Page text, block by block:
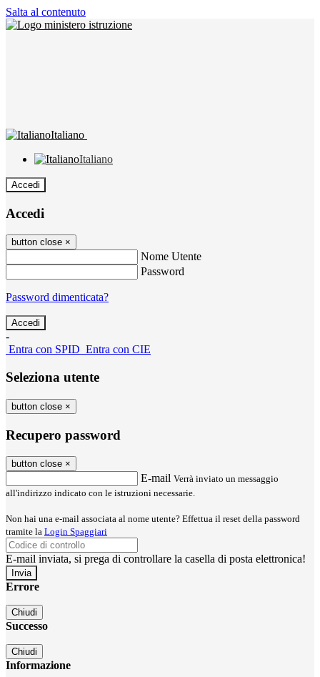
Salta al contenuto
Italiano
Italiano
Accedi
Accedi
button close ×
Nome Utente
Password
Password dimenticata?
-
Entra con SPID Entra con CIE
Seleziona utente
button close ×
Recupero password
button close ×
E-mail Verrà inviato un messaggio
all'indirizzo indicato con le istruzioni necessarie.
Non hai una e-mail associata al nome utente? Effettua il reset della password
tramite la Login Spaggiari
E-mail inviata, si prega di controllare la casella di posta elettronica!
Errore
Chiudi
Successo
Chiudi
Informazione